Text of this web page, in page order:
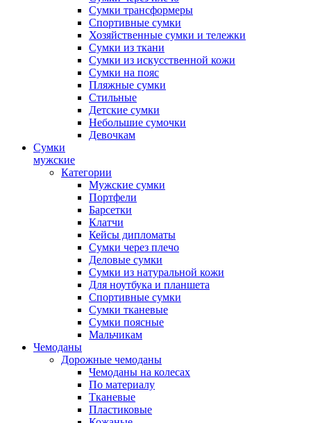
Сумки трансформеры
Спортивные сумки
Хозяйственные сумки и тележки
Сумки из ткани
Сумки из искусственной кожи
Сумки на пояс
Пляжные сумки
Стильные
Детские сумки
Небольшие сумочки
Девочкам
Сумки
мужские
Категории
Мужские сумки
Портфели
Барсетки
Клатчи
Кейсы дипломаты
Сумки через плечо
Деловые сумки
Сумки из натуральной кожи
Для ноутбука и планшета
Спортивные сумки
Сумки тканевые
Сумки поясные
Мальчикам
Чемоданы
Дорожные чемоданы
Чемоданы на колесах
По материалу
Тканевые
Пластиковые